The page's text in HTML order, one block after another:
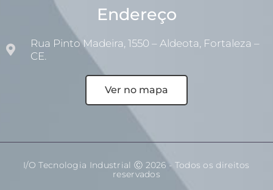
Endereço
Rua Pinto Madeira, 1550 – Aldeota, Fortaleza –
CE.
Ver no mapa
I/O Tecnologia Industrial Ⓒ 2026 - Todos os direitos
reservados